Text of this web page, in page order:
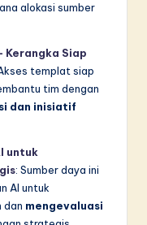
alokasi sumber
Siap
templat siap
tim dengan
dan inisiatif
untuk
: Sumber daya ini
AI untuk
dan mengevaluasi